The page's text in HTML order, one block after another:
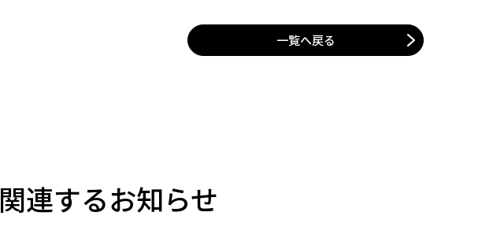
一覧へ戻る
関連するお知らせ